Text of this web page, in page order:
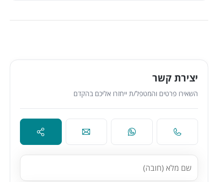
יצירת קשר
השאירו פרטים והמטפל/ת ייחזרו אליכם בהקדם